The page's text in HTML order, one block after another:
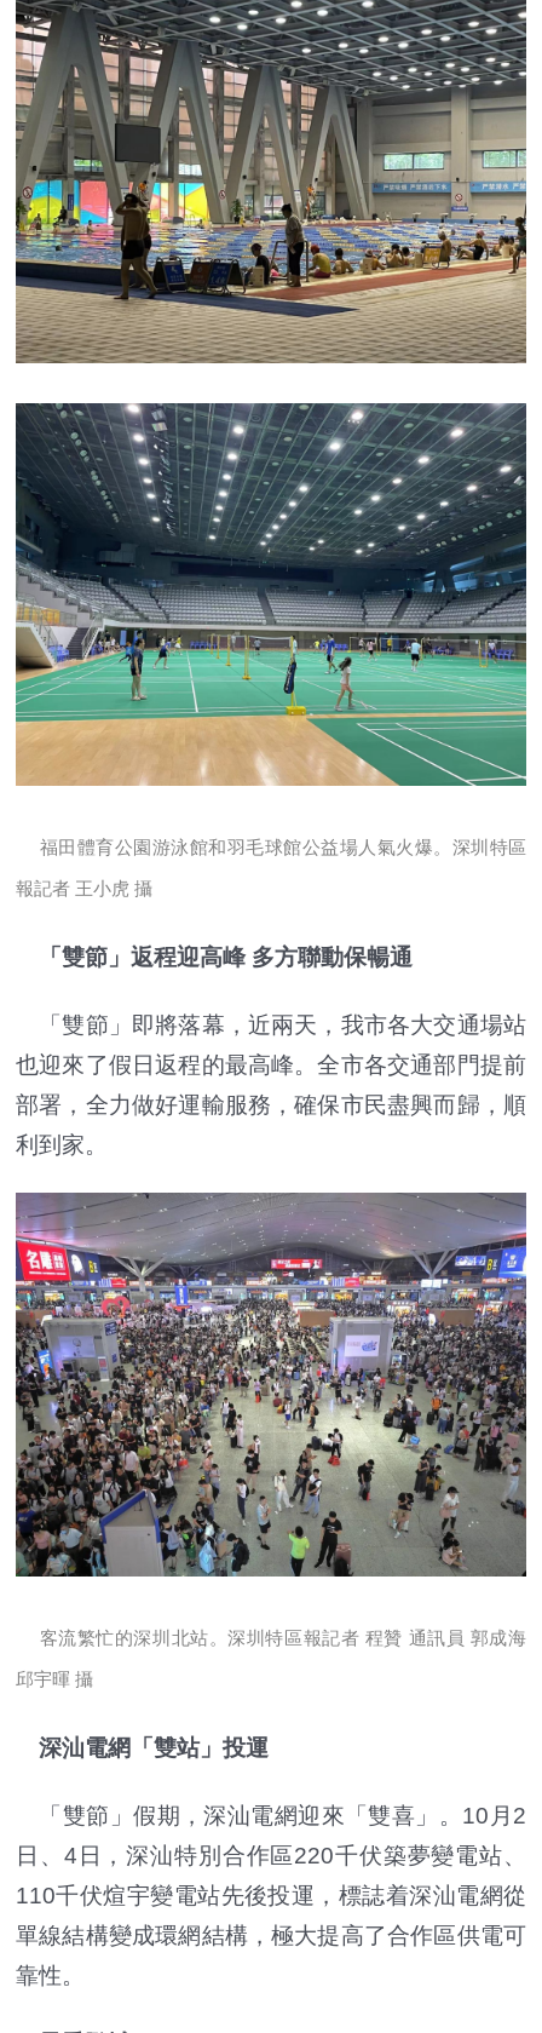
福田體育公園游泳館和羽毛球館公益場人氣火爆。深圳特區
報記者 王小虎 攝
「雙節」返程迎高峰 多方聯動保暢通
「雙節」即將落幕，近兩天，我市各大交通場站
也迎來了假日返程的最高峰。全市各交通部門提前
部署，全力做好運輸服務，確保市民盡興而歸，順
利到家。
客流繁忙的深圳北站。深圳特區報記者 程贊 通訊員 郭成海
邱宇暉 攝
深汕電網「雙站」投運
「雙節」假期，深汕電網迎來「雙喜」。10月2
日、4日，深汕特別合作區220千伏築夢變電站、
110千伏煊宇變電站先後投運，標誌着深汕電網從
單線結構變成環網結構，極大提高了合作區供電可
靠性。